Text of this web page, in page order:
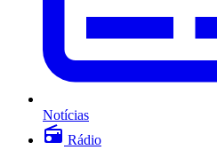
Notícias
Rádio